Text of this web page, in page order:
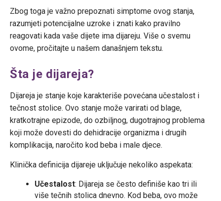
Zbog toga je važno prepoznati simptome ovog stanja,
razumjeti potencijalne uzroke i znati kako pravilno
reagovati kada vaše dijete ima dijareju. Više o svemu
ovome, pročitajte u našem današnjem tekstu.
Šta je dijareja?
Dijareja je stanje koje karakteriše povećana učestalost i
tečnost stolice. Ovo stanje može varirati od blage,
kratkotrajne epizode, do ozbiljnog, dugotrajnog problema
koji može dovesti do dehidracije organizma i drugih
komplikacija, naročito kod beba i male djece.
Klinička definicija dijareje uključuje nekoliko aspekata:
Učestalost: Dijareja se često definiše kao tri ili
više tečnih stolica dnevno. Kod beba, ovo može